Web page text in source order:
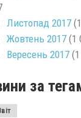
Листопад 2017(1
Жовтень 2017(1
Вересень 2017(1
за